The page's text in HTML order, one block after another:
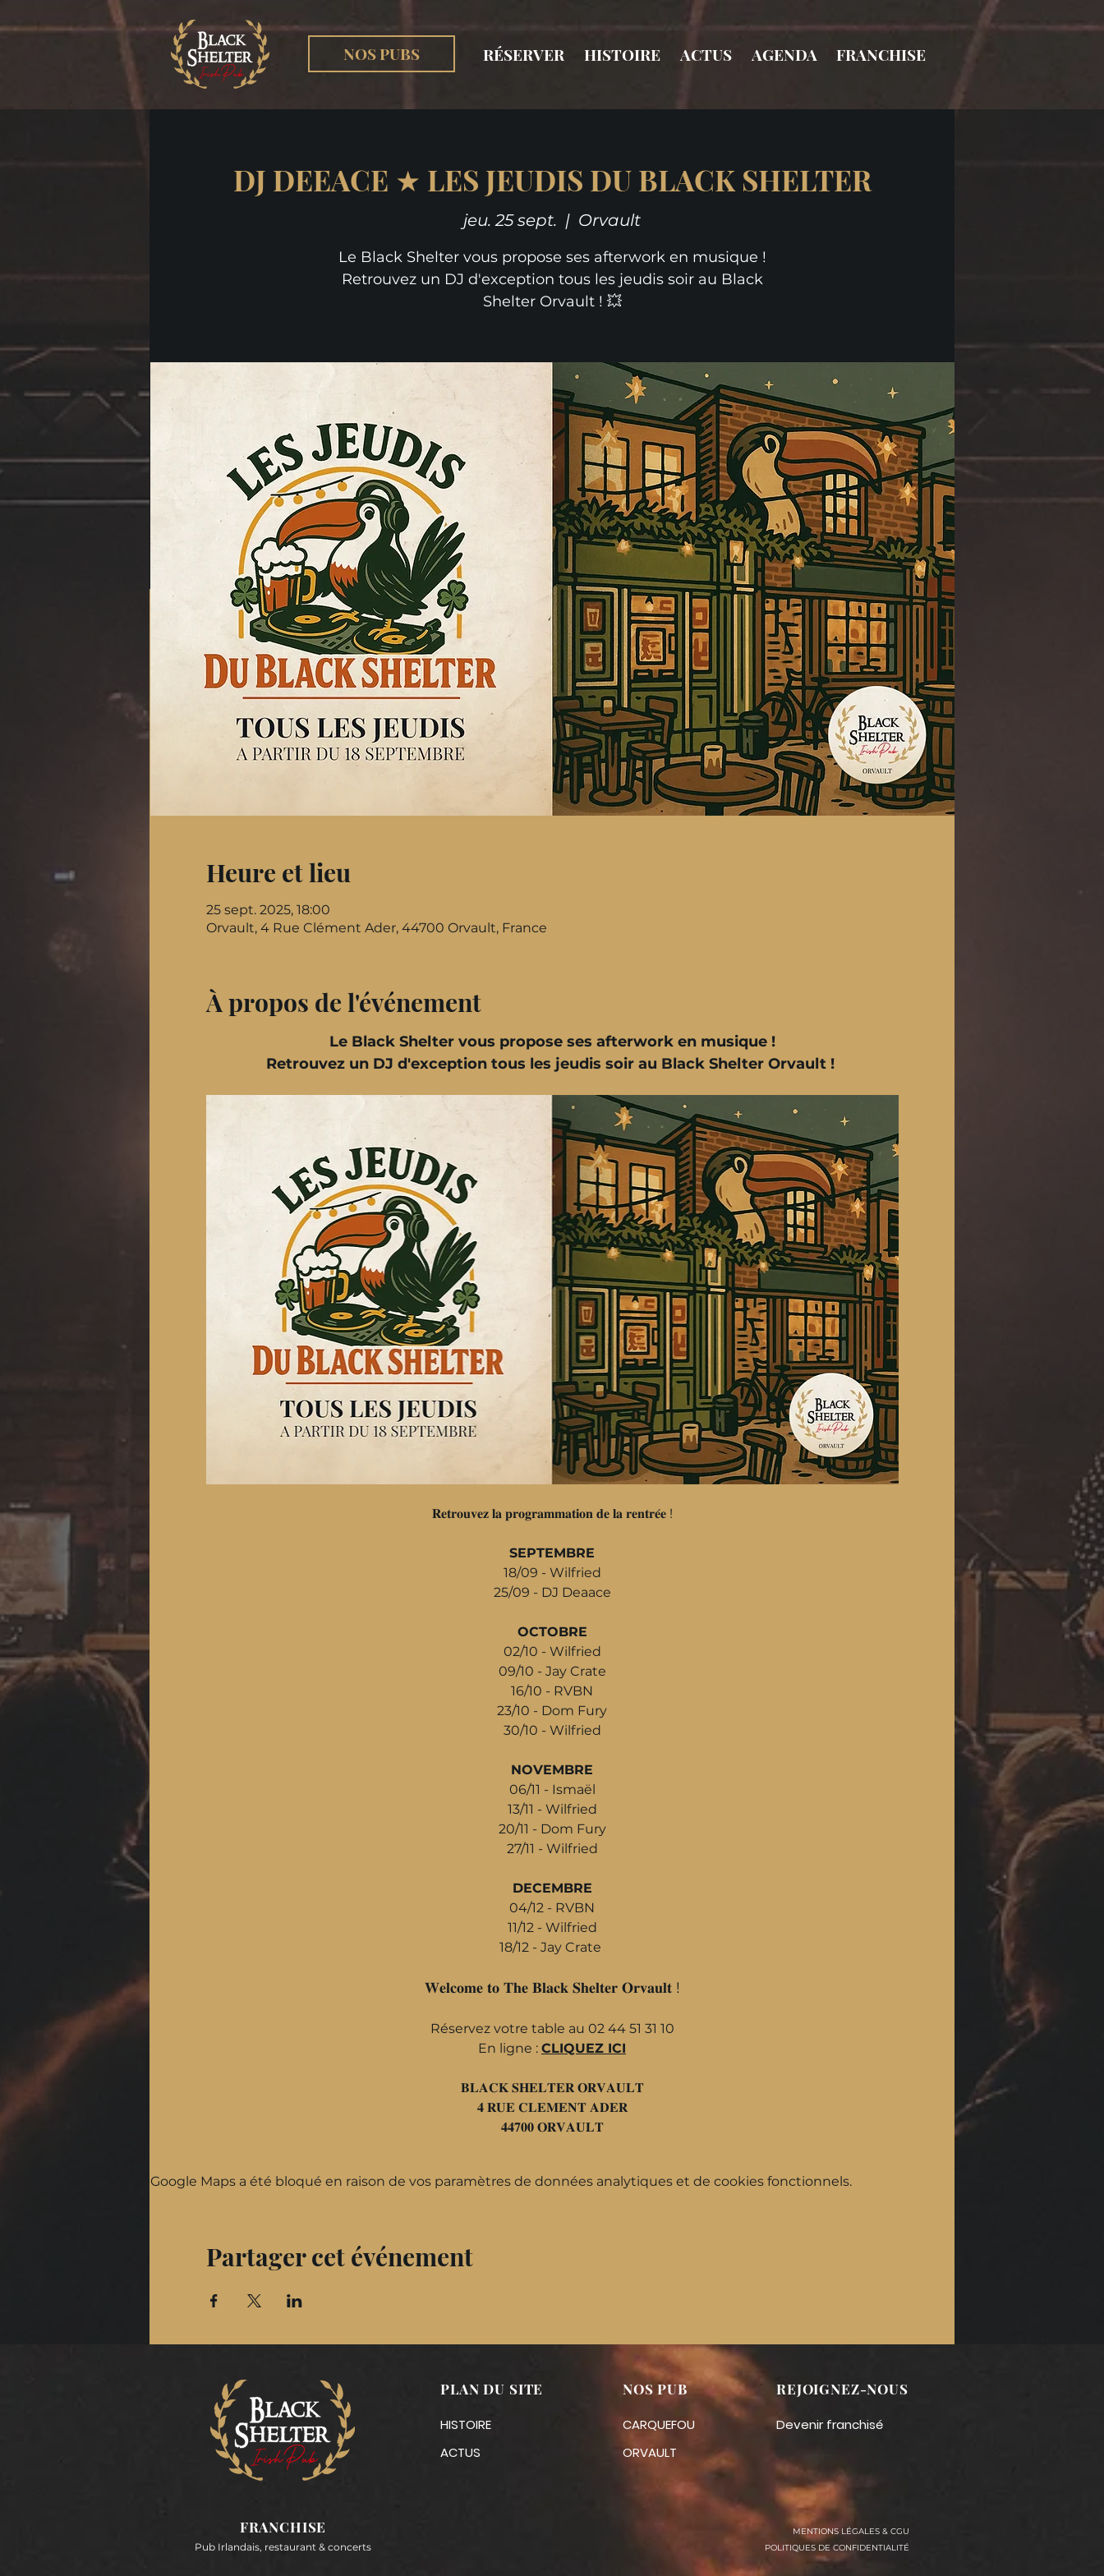
NOS PUBS RÉSERVER HISTOIRE ACTUS AGENDA FRANCHISE
DJ DEEACE ★ LES JEUDIS DU BLACK SHELTER
jeu. 25 sept.
  |
Orvault
Le Black Shelter vous propose ses afterwork en musique !
Retrouvez un DJ d'exception tous les jeudis soir au Black
Shelter Orvault ! 💥
Heure et lieu
25 sept. 2025, 18:00
Orvault, 4 Rue Clément Ader, 44700 Orvault, France
À propos de l'événement
Le Black Shelter vous propose ses afterwork en musique !
Retrouvez un DJ d'exception tous les jeudis soir au Black Shelter Orvault !
𝐑𝐞𝐭𝐫𝐨𝐮𝐯𝐞𝐳 𝐥𝐚 𝐩𝐫𝐨𝐠𝐫𝐚𝐦𝐦𝐚𝐭𝐢𝐨𝐧 𝐝𝐞 𝐥𝐚 𝐫𝐞𝐧𝐭𝐫𝐞́𝐞 !
SEPTEMBRE
18/09 - Wilfried
25/09 - DJ Deaace
OCTOBRE
02/10 - Wilfried
09/10 - Jay Crate
16/10 - RVBN
23/10 - Dom Fury
30/10 - Wilfried
NOVEMBRE
06/11 - Ismaël
13/11 - Wilfried
20/11 - Dom Fury
27/11 - Wilfried
DECEMBRE
04/12 - RVBN
11/12 - Wilfried
18/12 - Jay Crate
𝐖𝐞𝐥𝐜𝐨𝐦𝐞 𝐭𝐨 𝐓𝐡𝐞 𝐁𝐥𝐚𝐜𝐤 𝐒𝐡𝐞𝐥𝐭𝐞𝐫 𝐎𝐫𝐯𝐚𝐮𝐥𝐭 !
Réservez votre table au 02 44 51 31 10
En ligne : CLIQUEZ ICI
𝐁𝐋𝐀𝐂𝐊 𝐒𝐇𝐄𝐋𝐓𝐄𝐑 𝐎𝐑𝐕𝐀𝐔𝐋𝐓
𝟒 𝐑𝐔𝐄 𝐂𝐋𝐄𝐌𝐄𝐍𝐓 𝐀𝐃𝐄𝐑
𝟒𝟒𝟕𝟎𝟎 𝐎𝐑𝐕𝐀𝐔𝐋𝐓
Google Maps a été bloqué en raison de vos paramètres de données analytiques et de cookies fonctionnels.
Partager cet événement
PLAN DU SITE
HISTOIRE
ACTUS
FRANCHISE
Pub Irlandais, restaurant & concerts
NOS PUB
CARQUEFOU
ORVAULT
REJOIGNEZ-NOUS
Devenir franchisé
MENTIONS LÉGALES & CGU
POLITIQUES DE CONFIDENTIALITÉ